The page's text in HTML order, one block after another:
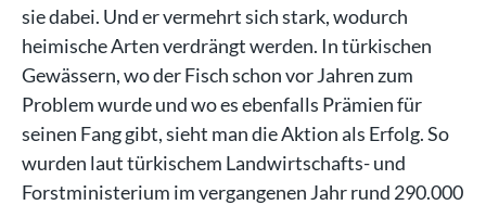
sie dabei. Und er vermehrt sich stark, wodurch
heimische Arten verdrängt werden. In türkischen
Gewässern, wo der Fisch schon vor Jahren zum
Problem wurde und wo es ebenfalls Prämien für
seinen Fang gibt, sieht man die Aktion als Erfolg. So
wurden laut türkischem Landwirtschafts- und
Forstministerium im vergangenen Jahr rund 290.000